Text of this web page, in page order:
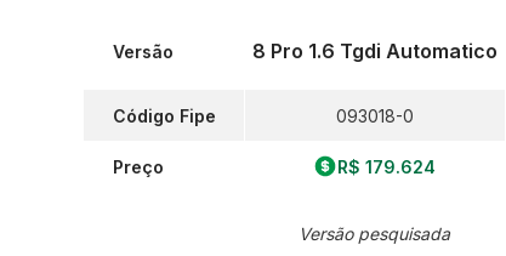
Versão
Código Fipe
Preço
8 Pro 1.6 Tgdi Automatico
093018-0
R$ 179.624
Versão pesquisada